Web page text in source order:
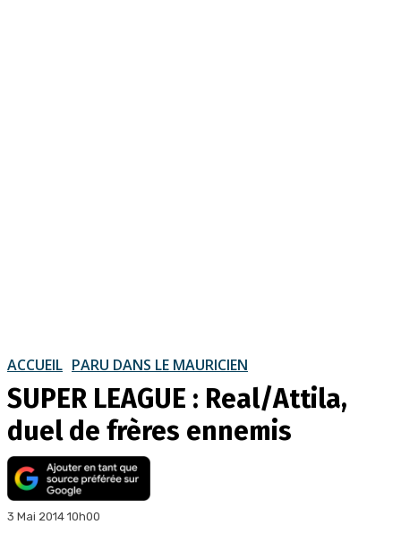
ACCUEIL PARU DANS LE MAURICIEN
SUPER LEAGUE : Real/Attila,
duel de frères ennemis
3 Mai 2014 10h00